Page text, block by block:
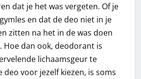
dat je het was vergeten. Of je
en dat de deo niet in je
zitten na het in de was doen
Hoe dan ook, deodorant is
lichaamsgeur te
deo voor jezelf kiezen, is soms